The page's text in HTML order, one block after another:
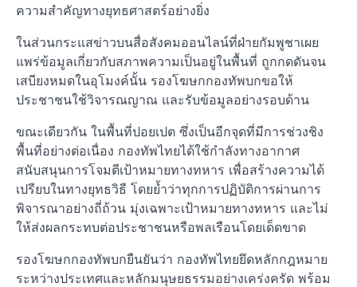
ความสำคัญทางยุทธศาสตร์อย่างยิ่ง
ในส่วนกระแสข่าวบนสื่อสังคมออนไลน์ที่ฝ่ายกัมพูชาเผย
แพร่ข้อมูลเกี่ยวกับสภาพความเป็นอยู่ในพื้นที่ ถูกกดดันจน
เสบียงหมดในอุโมงค์นั้น รองโฆษกกองทัพบกขอให้
ประชาชนใช้วิจารณญาณ และรับข้อมูลอย่างรอบด้าน
ขณะเดียวกัน ในพื้นที่ปอยเปต ซึ่งเป็นอีกจุดที่มีการช่วงชิง
พื้นที่อย่างต่อเนื่อง กองทัพไทยได้ใช้กำลังทางอากาศ
สนับสนุนการโจมตีเป้าหมายทางทหาร เพื่อสร้างความได้
เปรียบในทางยุทธวิธี โดยย้ำว่าทุกการปฏิบัติการผ่านการ
พิจารณาอย่างถี่ถ้วน มุ่งเฉพาะเป้าหมายทางทหาร และไม่
ให้ส่งผลกระทบต่อประชาชนหรือพลเรือนโดยเด็ดขาด
รองโฆษกกองทัพบกยืนยันว่า กองทัพไทยยึดหลักกฎหมาย
ระหว่างประเทศและหลักมนุษยธรรมอย่างเคร่งครัด พร้อม